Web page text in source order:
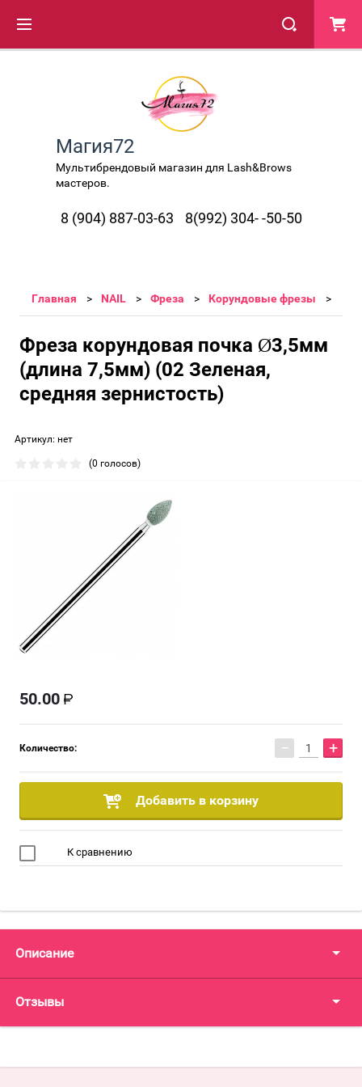
Магия72
Мультибрендовый магазин для Lash&Brows
мастеров.
8 (904) 887-03-63 8(992) 304- -50-50
Главная NAIL Фреза Корундовые фрезы
Фреза корундовая почка Ø3,5мм
(длина 7,5мм) (02 Зеленая,
средняя зернистость)
Артикул: нет
(0 голосов)
50.00
Количество: − +
Добавить в корзину
К сравнению
Описание
Отзывы